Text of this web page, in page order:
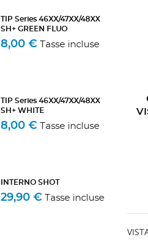
TIP Series 46XX/47XX/48XX
SH+ GREEN FLUO
8,00 € Tasse incluse
TIP Series 46XX/47XX/48XX
SH+ WHITE
8,00 € Tasse incluse
INTERNO SHOT
29,90 € Tasse incluse